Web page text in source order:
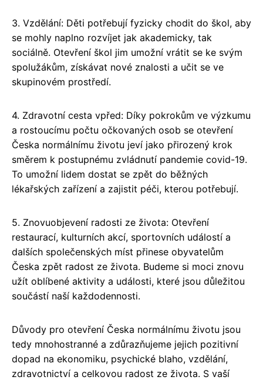
3. Vzdělání: Děti potřebují fyzicky chodit do škol, aby
se mohly naplno rozvíjet jak akademicky, tak
sociálně. Otevření škol jim umožní vrátit se ke svým
spolužákům, získávat nové znalosti a učit se ve
skupinovém prostředí.
4. Zdravotní cesta vpřed: Díky pokrokům ve výzkumu
a rostoucímu počtu očkovaných osob se otevření
Česka normálnímu životu jeví jako přirozený krok
směrem k postupnému zvládnutí pandemie covid-19.
To umožní lidem dostat se zpět do běžných
lékařských zařízení a zajistit péči, kterou potřebují.
5. Znovuobjevení radosti ze života: Otevření
restaurací, kulturních akcí, sportovních událostí a
dalších společenských míst přinese obyvatelům
Česka zpět radost ze života. Budeme si moci znovu
užít oblíbené aktivity a události, které jsou důležitou
součástí naší každodennosti.
Důvody pro otevření Česka normálnímu životu jsou
tedy mnohostranné a zdůrazňujeme jejich pozitivní
dopad na ekonomiku, psychické blaho, vzdělání,
zdravotnictví a celkovou radost ze života. S vaší